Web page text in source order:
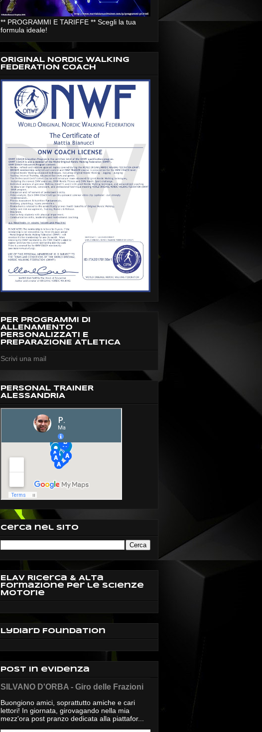
** PROGRAMMI E TARIFFE ** Scegli la tua
formula ideale!
ORIGINAL NORDIC WALKING
FEDERATION COACH
PER PROGRAMMI DI
ALLENAMENTO
PERSONALIZZATI E
PREPARAZIONE ATLETICA
Scrivi una mail
PERSONAL TRAINER
ALESSANDRIA
Cerca nel sito
ELAV Ricerca & Alta
Formazione per le Scienze
Motorie
Lydiard Foundation
Post in evidenza
SILVANO D'ORBA - Giro delle Frazioni
Buongiono amici, soprattutto amiche e cari
lettori! In giornata, girovagando nella mia
mezz'ora post pranzo dedicata alla piattafor...